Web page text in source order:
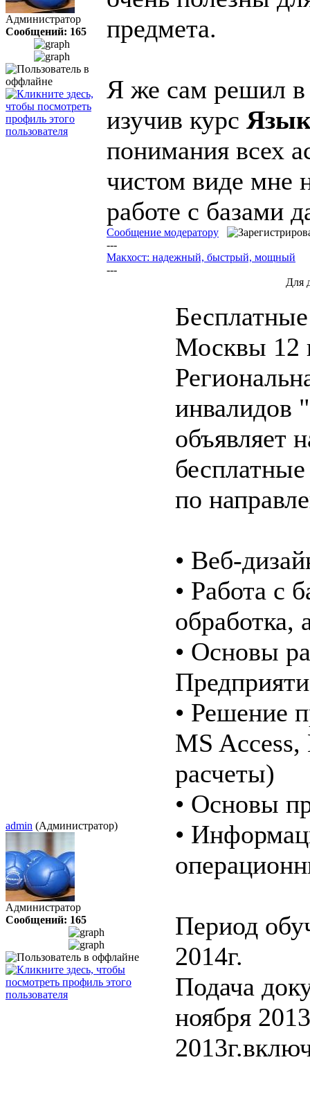
Администратор
Сообщений: 165
предмета.
Я же сам решил в
изучив курс
понимания всех
чистом виде мне
работе с базами
Сообщение модератору
---
Макхост: надежный, быстрый, мощный
---
Для
admin (Администратор)
Администратор
Сообщений: 165
Москвы 12
инвалидов
объявляет
по
• Веб-
• Работа с
обработка,
• Основы
• Решение
MS Access,
расчеты)
• Основы
•
Период
2014г.
Подача
ноября